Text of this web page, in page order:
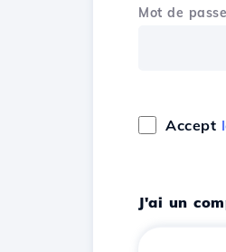
Mot de passe
Accept
J'ai un